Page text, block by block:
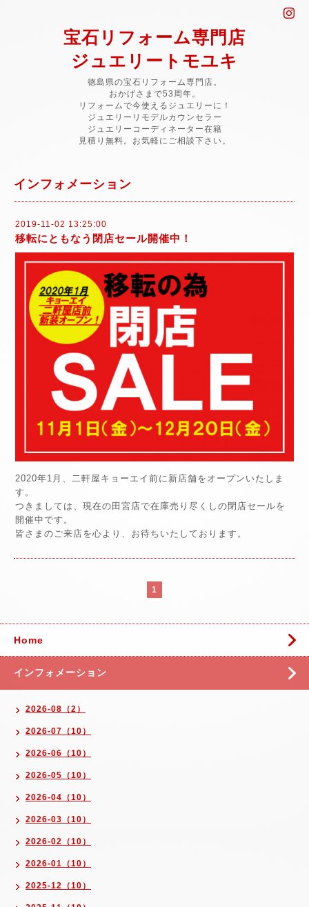
宝石リフォーム専門店
ジュエリートモユキ
徳島県の宝石リフォーム専門店。
おかげさまで53周年。
リフォームで今使えるジュエリーに！
ジュエリーリモデルカウンセラー
ジュエリーコーディネーター在籍
見積り無料。お気軽にご相談下さい。
インフォメーション
2019-11-02 13:25:00
移転にともなう閉店セール開催中！
2020年1月、二軒屋キョーエイ前に新店舗をオープンいたしま
す。
つきましては、現在の田宮店で在庫売り尽くしの閉店セールを
開催中です。
皆さまのご来店を心より、お待ちいたしております。
1
Home
インフォメーション
2026-08（2）
2026-07（10）
2026-06（10）
2026-05（10）
2026-04（10）
2026-03（10）
2026-02（10）
2026-01（10）
2025-12（10）